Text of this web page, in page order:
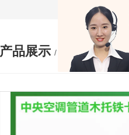
产品展示 / PRODUCTS